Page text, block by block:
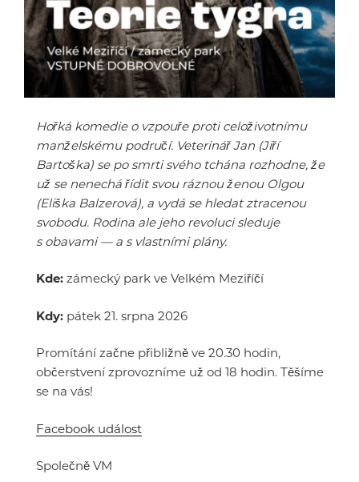
Hořká komedie o vzpouře proti celoživotnímu
manželskému područí. Veterinář Jan (Jiří
Bartoška) se po smrti svého tchána rozhodne, že
už se nenechá řídit svou ráznou ženou Olgou
(Eliška Balzerová), a vydá se hledat ztracenou
svobodu. Rodina ale jeho revoluci sleduje
s obavami — a s vlastními plány.
Kde: zámecký park ve Velkém Meziříčí
Kdy: pátek 21. srpna 2026
Promítání začne přibližně ve 20.30 hodin,
občerstvení zprovozníme už od 18 hodin. Těšíme
se na vás!
Facebook událost
Společně VM